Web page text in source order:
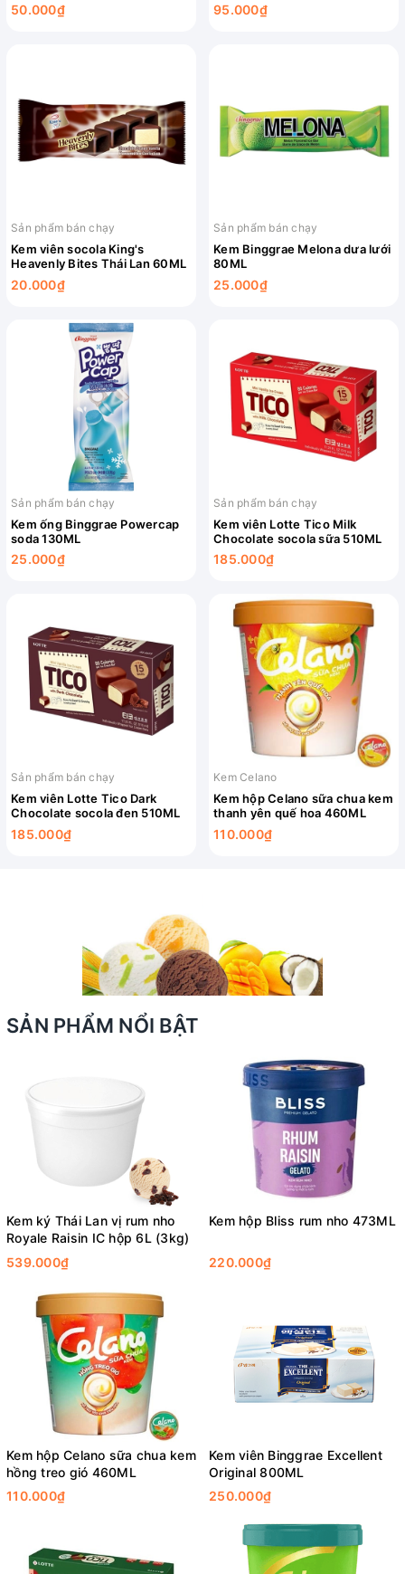
50.000₫ 95.000₫
Sản phẩm bán chạy
Kem viên socola King's
Heavenly Bites Thái Lan 60ML
20.000₫
Sản phẩm bán chạy
Kem Binggrae Melona dưa lưới
80ML
25.000₫
Sản phẩm bán chạy
Kem ống Binggrae Powercap
soda 130ML
25.000₫
Sản phẩm bán chạy
Kem viên Lotte Tico Milk
Chocolate socola sữa 510ML
185.000₫
Sản phẩm bán chạy
Kem viên Lotte Tico Dark
Chocolate socola đen 510ML
185.000₫
Kem Celano
Kem hộp Celano sữa chua kem
thanh yên quế hoa 460ML
110.000₫
SẢN PHẨM NỔI BẬT
Kem ký Thái Lan vị rum nho
Royale Raisin IC hộp 6L (3kg)
539.000₫
Kem hộp Bliss rum nho 473ML
220.000₫
Kem hộp Celano sữa chua kem
hồng treo gió 460ML
110.000₫
Kem viên Binggrae Excellent
Original 800ML
250.000₫